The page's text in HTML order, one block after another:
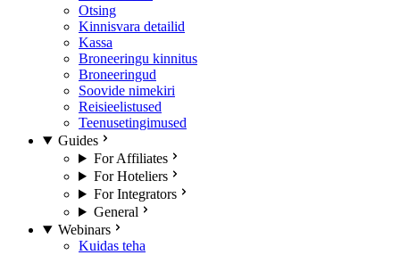
Otsing
Kinnisvara detailid
Kassa
Broneeringu kinnitus
Broneeringud
Soovide nimekiri
Reisieelistused
Teenusetingimused
Guides
For Affiliates
For Hoteliers
For Integrators
General
Webinars
Kuidas teha